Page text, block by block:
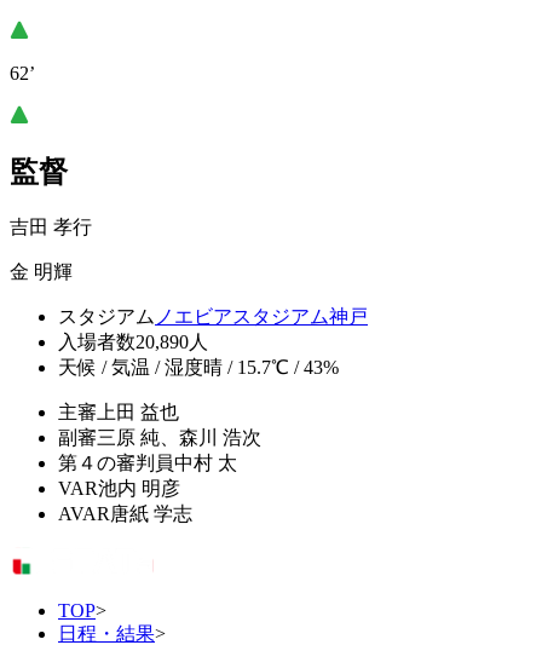
62’
監督
吉田 孝行
金 明輝
スタジアム ノエビアスタジアム神戸
入場者数20,890人
天候 / 気温 / 湿度晴 / 15.7℃ / 43%
主審 上田 益也
副審三原 純、森川 浩次
第４の審判員中村 太
VAR池内 明彦
AVAR 唐紙 学志
TOP>
日程・結果>